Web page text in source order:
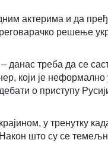
актерима и да
решење
данас треба да се
који је неформално
о приступу
у тренутку
што су се